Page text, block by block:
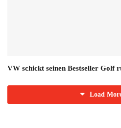
VW schickt seinen Bestseller Golf
Load